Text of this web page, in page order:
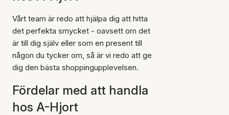
Vårt team är redo att hjälpa dig att hitta
det perfekta smycket - oavsett om det
är till dig själv eller som en present till
någon du tycker om, så är vi redo att ge
dig den bästa shoppingupplevelsen.
Fördelar med att handla
hos A-Hjort